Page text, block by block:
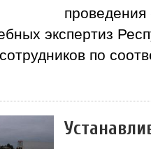
проведения
экспертиз
по